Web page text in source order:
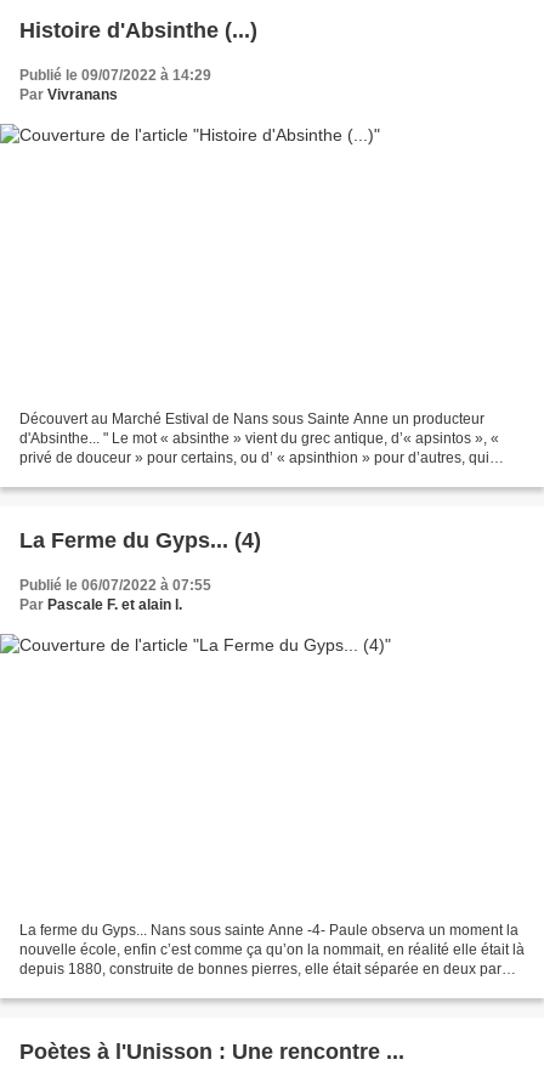
Histoire d'Absinthe (...)
Publié le 09/07/2022 à 14:29
Par Vivranans
Découvert au Marché Estival de Nans sous Sainte Anne un producteur
d'Absinthe... " Le mot « absinthe » vient du grec antique, d’« apsintos », «
privé de douceur » pour certains, ou d’ « apsinthion » pour d’autres, qui
La Ferme du Gyps... (4)
Publié le 06/07/2022 à 07:55
Par Pascale F. et alain l.
La ferme du Gyps... Nans sous sainte Anne -4- Paule observa un moment la
nouvelle école, enfin c’est comme ça qu’on la nommait, en réalité elle était là
depuis 1880, construite de bonnes pierres, elle était séparée en deux par
Poètes à l'Unisson : Une rencontre ...